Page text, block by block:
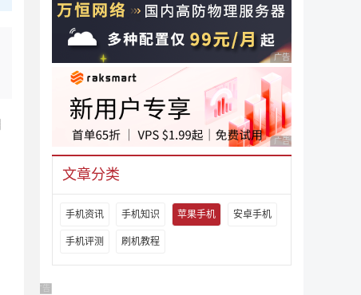
广告 商业广告，理性
广告 商业广告，理性
文章分类
手机资讯 手机知识 苹果手机 安卓手机
手机评测 刷机教程
广告 商业广告，理性选择